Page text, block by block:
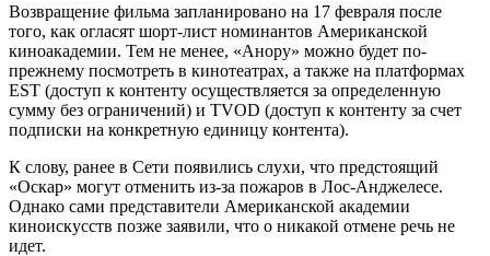
Возвращение фильма запланировано на 17 февраля после
того, как огласят шорт-лист номинантов Американской
киноакадемии. Тем не менее, «Анору» можно будет по-
прежнему посмотреть в кинотеатрах, а также на платформах
EST (доступ к контенту осуществляется за определенную
сумму без ограничений) и TVOD (доступ к контенту за счет
подписки на конкретную единицу контента).
К слову, ранее в Сети появились слухи, что предстоящий
«Оскар» могут отменить из-за пожаров в Лос-Анджелесе.
Однако сами представители Американской академии
киноискусств позже заявили, что о никакой отмене речь не
идет.